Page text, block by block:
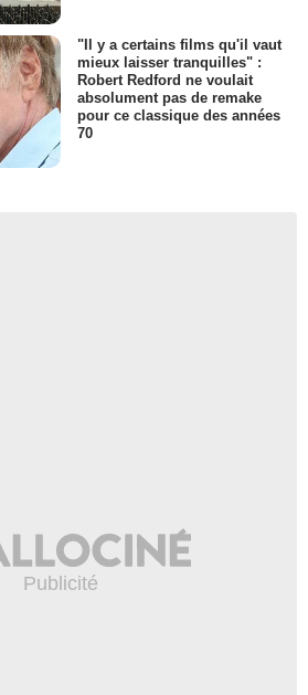
"Il y a certains films qu'il vaut
mieux laisser tranquilles" :
Robert Redford ne voulait
absolument pas de remake
pour ce classique des années
70